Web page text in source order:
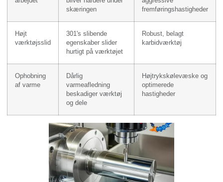
skæringen
fremføringshastigheder
Højt
værktøjsslid
301's slibende
egenskaber slider
hurtigt på værktøjet
Robust, belagt
karbidværktøj
Ophobning
af varme
Dårlig
varmeafledning
beskadiger værktøj
og dele
Højtrykskølevæske og
optimerede
hastigheder